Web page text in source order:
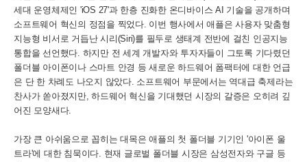
세대 운영체제인 'iOS 27'과 한층 진화한 온디바이스 AI 기술을 공개하며
소프트웨어 혁신의 정점을 찍었다. 이번 행사에서 애플은 사용자 맞춤형
지능형 비서로 거듭난 시리(Siri)를 필두로 생태계 전반에 걸친 인공지능
통합을 선언했다. 하지만 전 세계 개발자와 투자자들이 그토록 기다렸던
폴더블 아이폰이나 스마트 안경 등 새로운 하드웨어 폼팩터에 대한 언급
은 단 한 차례도 나오지 않았다. 소프트웨어 부문에서는 역대급 축제라는
찬사가 쏟아졌지만, 하드웨어 혁신을 기대했던 시장의 갈증은 오히려 깊
어진 모양새다.
가장 큰 아쉬움으로 꼽히는 대목은 애플의 첫 폴더블 기기인 '아이폰 울
트라'에 대한 침묵이다. 현재 글로벌 폴더블 시장은 삼성전자와 구글 등